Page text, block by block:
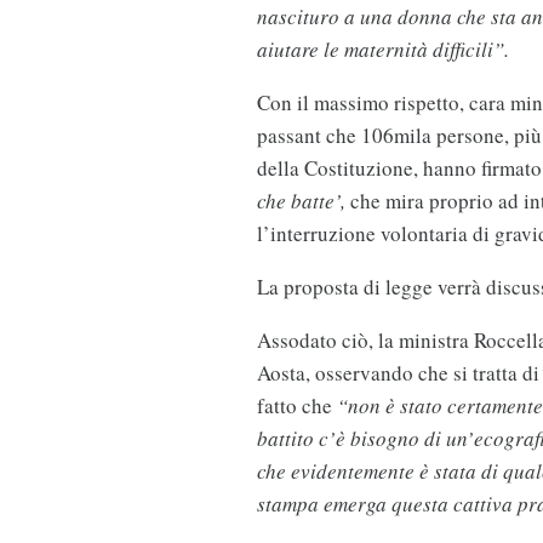
nascituro a una donna che sta
aiutare le maternità difficili”.
Con il massimo rispetto, cara
passant che 106mila persone,
della Costituzione, hanno
che batte’, che mira proprio ad
l’interruzione volontaria di
La proposta di legge verrà
Assodato ciò, la ministra
Aosta, osservando che si tratta di
fatto che “non è stato
battito c’è bisogno di
che evidentemente è stata di
stampa emerga questa cattiva